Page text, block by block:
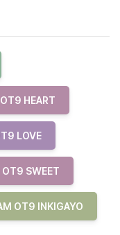
HEART
LOVE
SWEET
OT9 INKIGAYO